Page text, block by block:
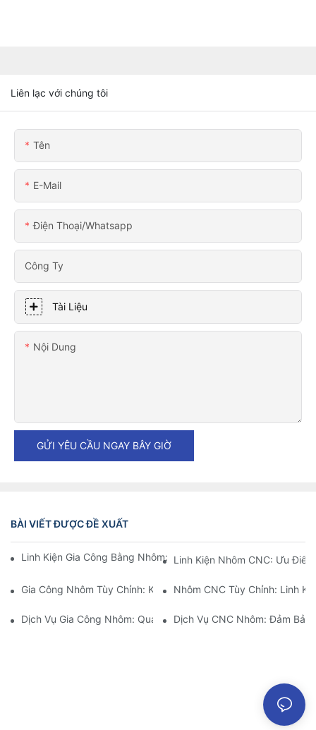
Liên lạc với chúng tôi
Tên
E-Mail
Điện Thoại/whatsapp
Công Ty
Tài Liệu
Nội Dung
GỬI YÊU CẦU NGAY BÂY GIỜ
BÀI VIẾT ĐƯỢC ĐỀ XUẤT
Linh Kiện Gia Công Bằng Nhôm: Tùy Chỉnh Cho Thị Trường
Linh Kiện Nhôm CNC: Ưu
Gia Công Nhôm Tùy Chỉnh: Khám Phá Những Đổi Mới Mới Nhất
Nhôm CNC Tùy Chỉnh: Linh
Dịch Vụ Gia Công Nhôm: Quản Lý Dự Án Toàn Diện
Dịch Vụ CNC Nhôm: Đảm Bảo